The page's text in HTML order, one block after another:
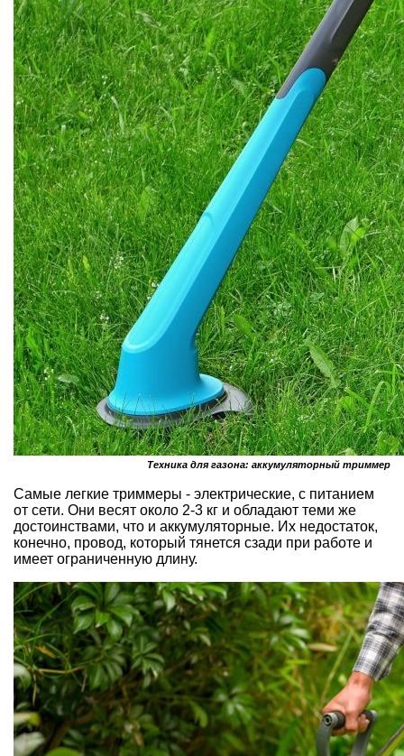
Техника для газона: аккумуляторный триммер
Самые легкие триммеры - электрические, с питанием
от сети. Они весят около 2-3 кг и обладают теми же
достоинствами, что и аккумуляторные. Их недостаток,
конечно, провод, который тянется сзади при работе и
имеет ограниченную длину.